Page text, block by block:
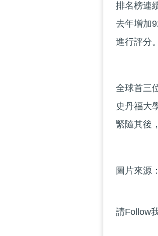
排名榜連
去年增加
進行評分。
全球首三
史丹福大
緊隨其後
圖片來源
請Follow